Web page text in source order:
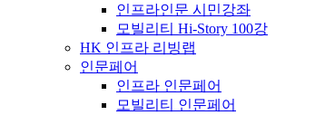
인프라인문 시민강좌
모빌리티 Hi-Story 100강
HK 인프라 리빙랩
인문페어
인프라 인문페어
모빌리티 인문페어